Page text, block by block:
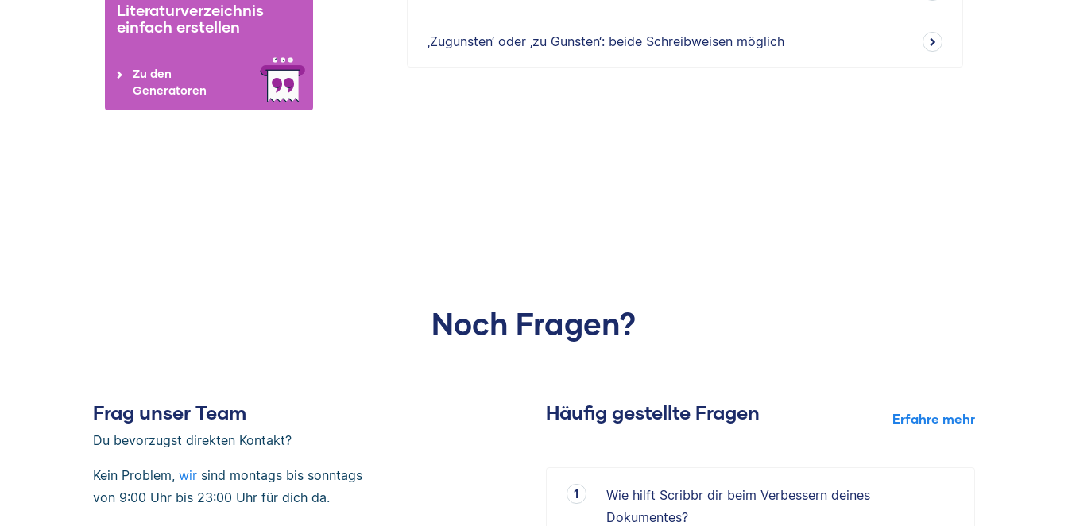
Literaturverzeichnis
einfach erstellen
Zu den
Generatoren
‚Zugunsten‘ oder ‚zu Gunsten‘: beide Schreibweisen möglich
Noch Fragen?
Frag unser Team
Du bevorzugst direkten Kontakt?
Kein Problem, wir sind montags bis sonntags
von 9:00 Uhr bis 23:00 Uhr für dich da.
Häufig gestellte Fragen Erfahre mehr
Wie hilft Scribbr dir beim Verbessern deines
Dokumentes?